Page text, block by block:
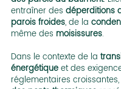
entraîner des déperditions
parois froides, de la
même des moisissures.
Dans le contexte de la
énergétique et des
réglementaires